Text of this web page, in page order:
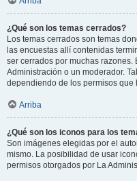
¿Qué son los temas cerrados?
Los temas cerrados son temas
las encuestas allí contenidas
ser cerrados por muchas razones.
Administración o un moderador.
dependiendo de los permisos que
Arriba
¿Qué son los iconos para los
Son imágenes elegidas por el
mismo. La posibilidad de usar
permisos otorgados por La